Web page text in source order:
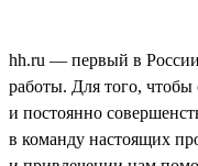
hh.ru — первый в
работы. Для того,
и постоянно
в команду настоящих